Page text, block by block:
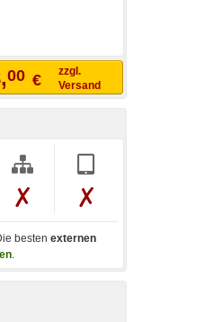
00 €
zzgl.
Versand
besten externen
.